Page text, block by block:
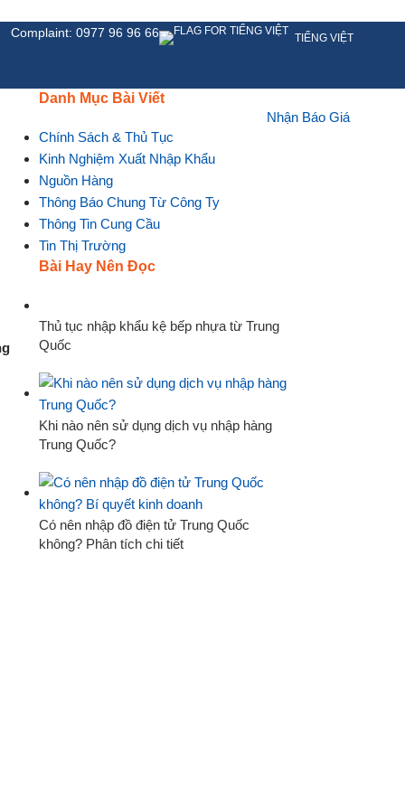
Complaint: 0977 96 96 66 TIẾNG VIỆT
Nhận Báo Giá
Danh Mục Bài Viết
Chính Sách & Thủ Tục
Kinh Nghiệm Xuất Nhập Khẩu
Nguồn Hàng
Thông Báo Chung Từ Công Ty
Thông Tin Cung Cầu
Tin Thị Trường
Bài Hay Nên Đọc
Thủ tục nhập khẩu kệ bếp nhựa từ Trung
Quốc
Khi nào nên sử dụng dịch vụ nhập hàng
Trung Quốc?
Có nên nhập đồ điện tử Trung Quốc
không? Phân tích chi tiết